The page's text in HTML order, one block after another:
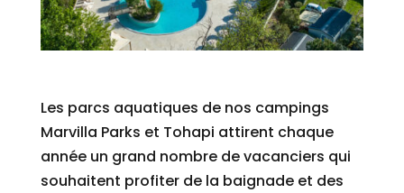
Les parcs aquatiques de nos campings
Marvilla Parks et Tohapi attirent chaque
année un grand nombre de vacanciers qui
souhaitent profiter de la baignade et des